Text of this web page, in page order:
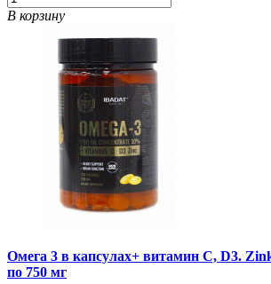
В корзину
Омега 3 в капсулах+ витамин C, D3.
по 750 мг